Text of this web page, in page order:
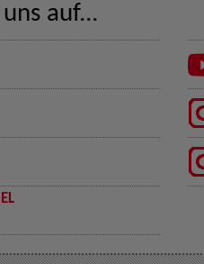
auf...